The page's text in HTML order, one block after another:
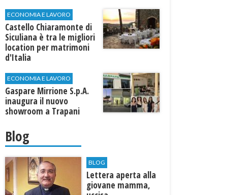
ECONOMIA E LAVORO
Castello Chiaramonte di
Siculiana è tra le migliori
location per matrimoni
d'Italia
ECONOMIA E LAVORO
​Gaspare Mirrione S.p.A.
inaugura il nuovo
showroom a Trapani
Blog
BLOG
Lettera aperta alla
giovane mamma,